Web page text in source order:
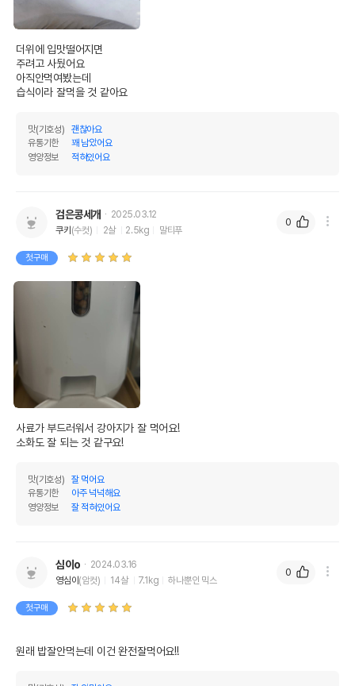
더위에 입맛떨어지면
주려고 사뒀어요
아직안먹여봤는데
습식이라 잘먹을 것 같아요
맛(기호성)
괜찮아요
유통기한
꽤 남았어요
영양정보
적혀있어요
검은콩세개
2025.03.12
쿠키(수컷) 2살 2.5kg 말티푸
첫구매
사료가 부드러워서 강아지가 잘 먹어요!
소화도 잘 되는 것 같구요!
맛(기호성)
잘 먹어요
유통기한
아주 넉넉해요
영양정보
잘 적혀있어요
0
심이o
2024.03.16
영심이(암컷) 14살 7.1kg 하나뿐인 믹스
첫구매
원래 밥잘안먹는데 이건 완전잘먹어요!!
0